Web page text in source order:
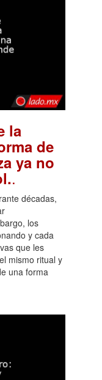
la
de
ya no
.
décadas,
los
y cada
que les
mismo ritual y
una forma